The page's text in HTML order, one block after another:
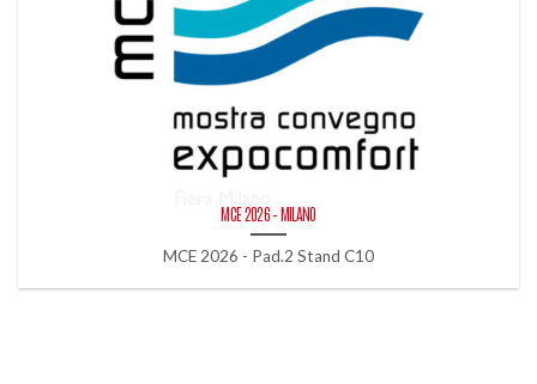
MCE 2026 – MILANO
MCE 2026 - Pad.2 Stand C10